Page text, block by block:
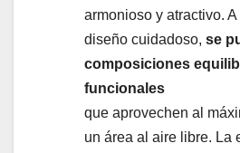
armonioso y atractivo. A
diseño cuidadoso, se
composiciones
funcionales
que aprovechen al
un área al aire libre. La